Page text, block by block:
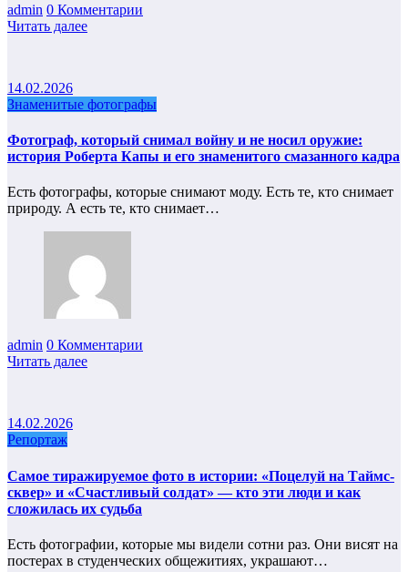
admin 0 Комментарии
Читать далее
14.02.2026
Знаменитые фотографы
Фотограф, который снимал войну и не носил оружие:
история Роберта Капы и его знаменитого смазанного кадра
Есть фотографы, которые снимают моду. Есть те, кто снимает
природу. А есть те, кто снимает…
admin 0 Комментарии
Читать далее
14.02.2026
Репортаж
Самое тиражируемое фото в истории: «Поцелуй на Таймс-
сквер» и «Счастливый солдат» — кто эти люди и как
сложилась их судьба
Есть фотографии, которые мы видели сотни раз. Они висят на
постерах в студенческих общежитиях, украшают…